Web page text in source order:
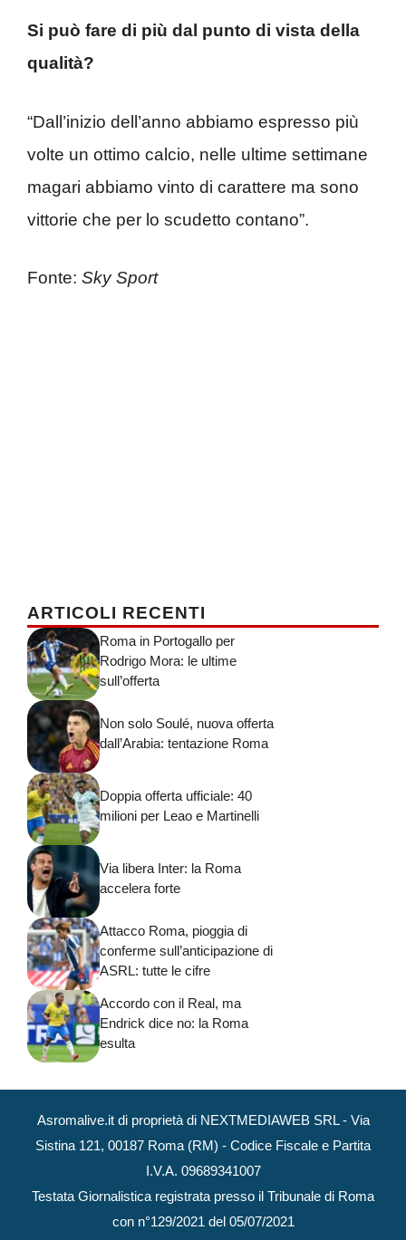
Si può fare di più dal punto di vista della
qualità?
“Dall’inizio dell’anno abbiamo espresso più
volte un ottimo calcio, nelle ultime settimane
magari abbiamo vinto di carattere ma sono
vittorie che per lo scudetto contano”.
Fonte: Sky Sport
ARTICOLI RECENTI
Roma in Portogallo per
Rodrigo Mora: le ultime
sull’offerta
Non solo Soulé, nuova offerta
dall’Arabia: tentazione Roma
Doppia offerta ufficiale: 40
milioni per Leao e Martinelli
Via libera Inter: la Roma
accelera forte
Attacco Roma, pioggia di
conferme sull’anticipazione di
ASRL: tutte le cifre
Accordo con il Real, ma
Endrick dice no: la Roma
esulta
Asromalive.it di proprietà di NEXTMEDIAWEB SRL - Via
Sistina 121, 00187 Roma (RM) - Codice Fiscale e Partita
I.V.A. 09689341007
Testata Giornalistica registrata presso il Tribunale di Roma
con n°129/2021 del 05/07/2021